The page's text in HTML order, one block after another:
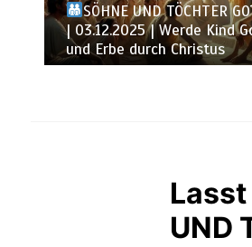
SÖHNE UND TÖCHTER
| 02.12.2025 | Sucht den
solange Er zu finden ist
UND